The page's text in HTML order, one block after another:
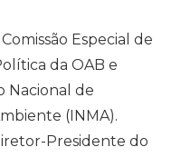
Especial de
da OAB e
Nacional de
(INMA).
Presidente do